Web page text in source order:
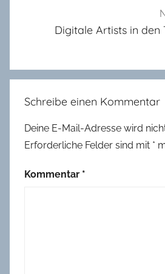
b
2
1
Digitale Artists in den
Schreibe einen Kommentar
Deine E-Mail-Adresse wird
Erforderliche Felder sind mit *
Kommentar *